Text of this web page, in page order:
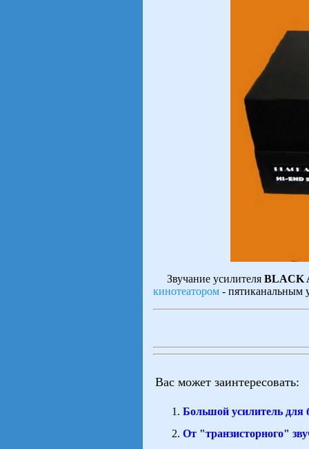
Звучание усилителя BLACK
кинотеатором - пятиканальным
Вас может заинтересовать:
Большой усилитель для
От "транзисторного"